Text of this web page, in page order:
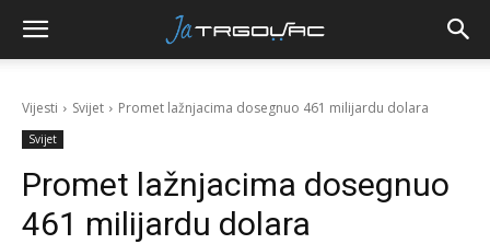
Vijesti Svijet Promet lažnjacima dosegnuo 461 milijardu dolara
Svijet
Promet lažnjacima dosegnuo
461 milijardu dolara